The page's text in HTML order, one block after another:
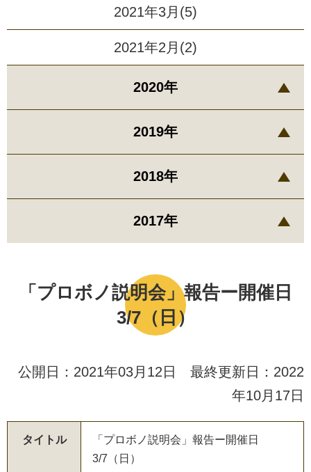
「プロボノ説明会」報告ー開催日
3/7（日）
公開日：2021年03月12日 最終更新日：2022
年10月17日
タイトル 「 プロ ボ ノ説明会 」 報告ー開催 日
3/7 （ 日 ）
2021年3月(5)
2021年2月(2)
2020年
2019年
2018年
2017年